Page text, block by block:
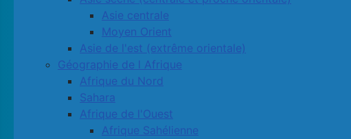
Asie centrale
Moyen Orient
Asie de l'est (extrême orientale)
Géographie de l Afrique
Afrique du Nord
Sahara
Afrique de l'Ouest
Afrique Sahélienne